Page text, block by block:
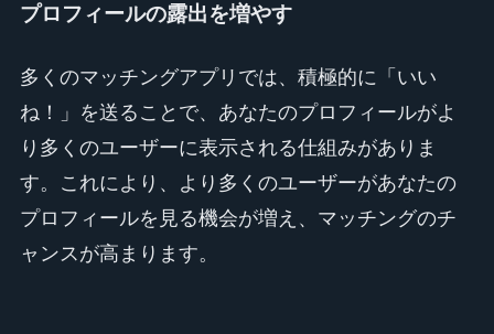
プロフィールの露出を増やす
多くのマッチングアプリでは、積極的に「いい
ね！」を送ることで、あなたのプロフィールがよ
り多くのユーザーに表示される仕組みがありま
す。これにより、より多くのユーザーがあなたの
プロフィールを見る機会が増え、マッチングのチ
ャンスが高まります。